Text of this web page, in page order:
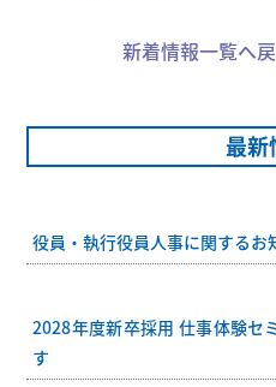
新着情報一覧へ
最新
役員・執行役員人事に関するお
2028年度新卒採用 仕事体験セ
す